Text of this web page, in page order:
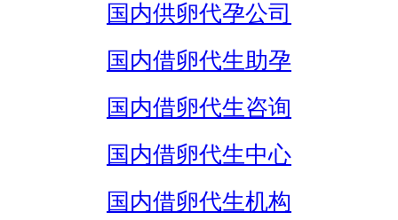
国内供卵代孕公司
国内借卵代生助孕
国内借卵代生咨询
国内借卵代生中心
国内借卵代生机构